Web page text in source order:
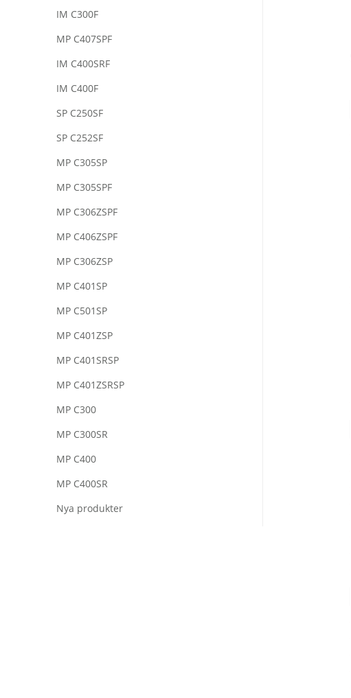
IM C300F
MP C407SPF
IM C400SRF
IM C400F
SP C250SF
SP C252SF
MP C305SP
MP C305SPF
MP C306ZSPF
MP C406ZSPF
MP C306ZSP
MP C401SP
MP C501SP
MP C401ZSP
MP C401SRSP
MP C401ZSRSP
MP C300
MP C300SR
MP C400
MP C400SR
Nya produkter